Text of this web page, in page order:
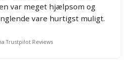
var meget hjælpsom og
vare hurtigst muligt.
Trustpilot Reviews